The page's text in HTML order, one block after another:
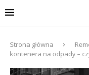
Strona główna
kontenera na odpady –